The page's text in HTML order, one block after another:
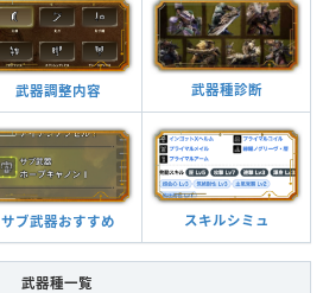
武器調整内容 武器種診断
サブ武器おすすめ スキルシミュ
武器種一覧